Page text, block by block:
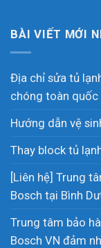
BÀI VIẾT MỚI
Địa chỉ sửa tủ
chóng toàn quốc
Hướng dẫn vệ
Thay block tủ
[Liên hệ] Trung
Bosch tại Bình
Trung tâm bảo
Bosch VN đảm